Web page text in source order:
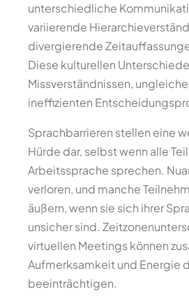
unterschiedliche
variierende
divergierende
Diese kulturellen
Missverständnissen,
ineffizienten
Sprachbarrieren stellen eine
Hürde dar, selbst wenn alle
Arbeitssprache sprechen.
verloren, und manche
äußern, wenn sie sich ihrer
unsicher sind.
virtuellen Meetings können
Aufmerksamkeit und Energie
beeinträchtigen.